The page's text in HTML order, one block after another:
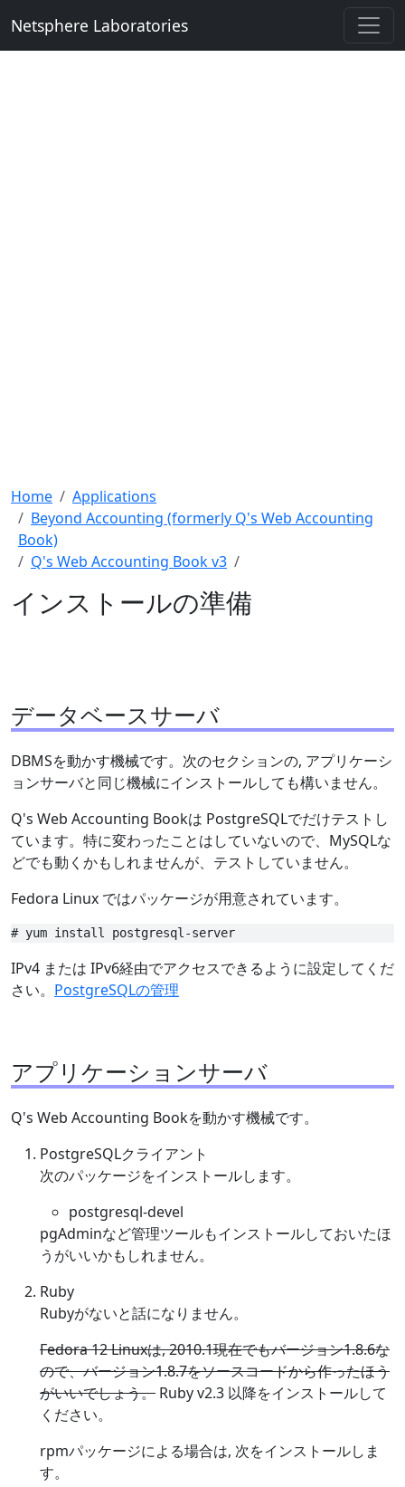
Netsphere Laboratories
Home
Applications
Beyond Accounting (formerly Q's Web Accounting
Book)
Q's Web Accounting Book v3
インストールの準備
データベースサーバ
DBMSを動かす機械です。次のセクションの, アプリケーシ
ョンサーバと同じ機械にインストールしても構いません。
Q's Web Accounting Bookは PostgreSQLでだけテストし
ています。特に変わったことはしていないので、MySQLな
どでも動くかもしれませんが、テストしていません。
Fedora Linux ではパッケージが用意されています。
IPv4 または IPv6経由でアクセスできるように設定してくだ
さい。 PostgreSQLの管理
アプリケーションサーバ
Q's Web Accounting Bookを動かす機械です。
PostgreSQLクライアント
次のパッケージをインストールします。
postgresql-devel
pgAdminなど管理ツールもインストールしておいたほ
うがいいかもしれません。
Ruby
Rubyがないと話になりません。
Fedora 12 Linuxは, 2010.1現在でもバージョン1.8.6な
ので、バージョン1.8.7をソースコードから作ったほう
がいいでしょう。 Ruby v2.3 以降をインストールして
ください。
rpmパッケージによる場合は, 次をインストールしま
す。